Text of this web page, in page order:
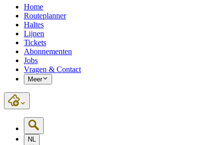
Home
Routeplanner
Haltes
Lijnen
Tickets
Abonnementen
Jobs
Vragen & Contact
Meer
NL